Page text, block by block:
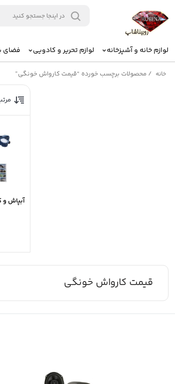
لوازم خانه و آشپزخانه لوازم تحریر و کادویی فضای
خانه / محصولات برچسب خورده “قیمت کارواش خونگی”
آبپاش و
قیمت کارواش خونگی